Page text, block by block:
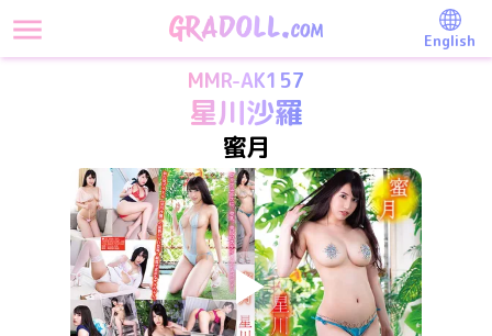
English
MMR-AK157
星川沙羅
蜜月